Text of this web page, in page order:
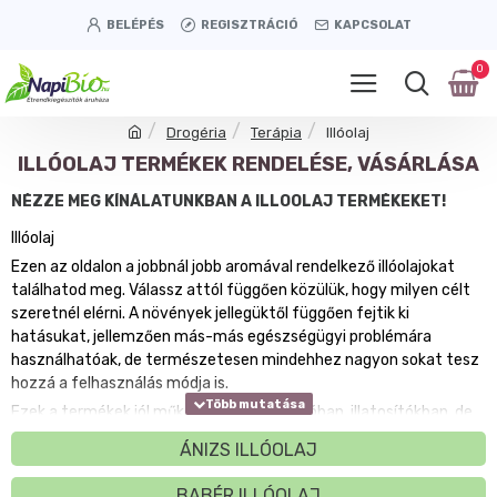
BELÉPÉS REGISZTRÁCIÓ KAPCSOLAT
0
Drogéria Terápia Illóolaj
ILLÓOLAJ TERMÉKEK RENDELÉSE, VÁSÁRLÁSA
NÉZZE MEG KÍNÁLATUNKBAN A ILLÓOLAJ TERMÉKEKET!
Illóolaj
Ezen az oldalon a jobbnál jobb aromával rendelkező illóolajokat
találhatod meg. Válassz attól függően közülük, hogy milyen célt
szeretnél elérni. A növények jellegüktől függően fejtik ki
hatásukat, jellemzően más-más egészségügyi problémára
használhatóak, de természetesen mindehhez nagyon sokat tesz
hozzá a felhasználás módja is.
Ezek a termékek jól működnek párologtatóban, illatosítókban, de
még a fürdővízbe cseppentve is lehet alkalmazni őket. Akár az
egészség érdekében, akár a hangulat fokozása miatt van
szükségünk az illóolajok kellemes illatára, az oldalunkról választott
ÁNIZS ILLÓOLAJ